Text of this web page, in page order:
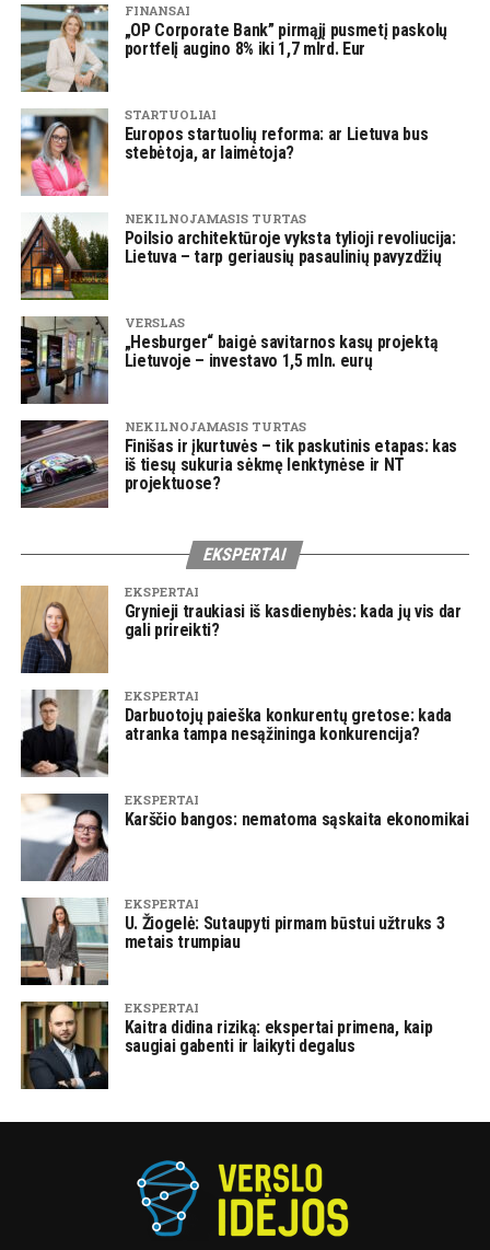
FINANSAI
„OP Corporate Bank” pirmąjį pusmetį paskolų
portfelį augino 8% iki 1,7 mlrd. Eur
STARTUOLIAI
Europos startuolių reforma: ar Lietuva bus
stebėtoja, ar laimėtoja?
NEKILNOJAMASIS TURTAS
Poilsio architektūroje vyksta tylioji revoliucija:
Lietuva – tarp geriausių pasaulinių pavyzdžių
VERSLAS
„Hesburger“ baigė savitarnos kasų projektą
Lietuvoje – investavo 1,5 mln. eurų
NEKILNOJAMASIS TURTAS
Finišas ir įkurtuvės – tik paskutinis etapas: kas
iš tiesų sukuria sėkmę lenktynėse ir NT
projektuose?
EKSPERTAI
EKSPERTAI
Grynieji traukiasi iš kasdienybės: kada jų vis dar
gali prireikti?
EKSPERTAI
Darbuotojų paieška konkurentų gretose: kada
atranka tampa nesąžininga konkurencija?
EKSPERTAI
Karščio bangos: nematoma sąskaita ekonomikai
EKSPERTAI
U. Žiogelė: Sutaupyti pirmam būstui užtruks 3
metais trumpiau
EKSPERTAI
Kaitra didina riziką: ekspertai primena, kaip
saugiai gabenti ir laikyti degalus